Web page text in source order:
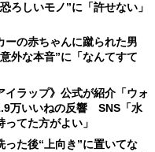
ろしいモノ”に「許せない」
ーの赤ちゃんに蹴られた男
な本音”に「なんてすて
イラップ》公式が紹介「ウォ
万いいねの反響 SNS「水
てた方がよい」
った後“上向き”に置いてな